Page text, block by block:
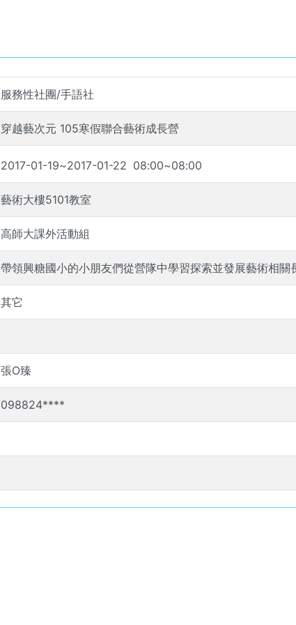
服務性社團/手語社
穿越藝次元 105寒假聯合藝術成長營
2017-01-19~2017-01-22 08:00~08:00
藝術大樓5101教室
高師大課外活動組
帶領興糖國小的小朋友們從營隊中學習探索並發展藝術相
其它
張O臻
098824****